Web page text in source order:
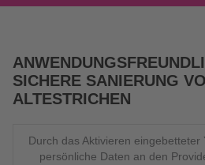
SICHERE SANIERUNG
ALTESTRICHEN
Durch das Aktivieren eingebetteter
persönliche Daten an den